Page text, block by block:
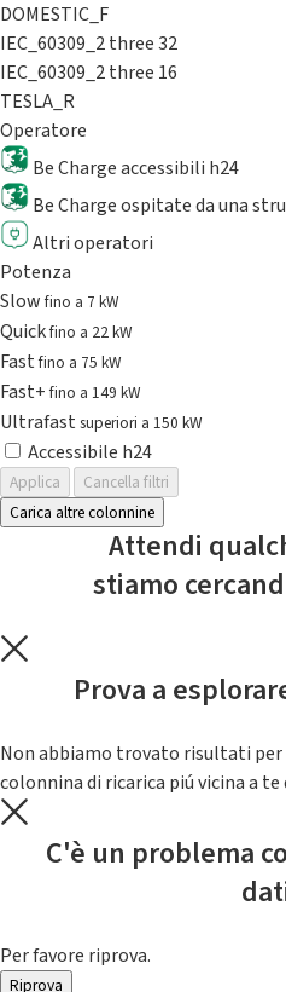
DOMESTIC_F
IEC_60309_2 three 32
IEC_60309_2 three 16
TESLA_R
Operatore
Be Charge accessibili h24
Be Charge ospitate da una
Altri operatori
Potenza
Slowfino a 7 kW
Quickfino a 22 kW
Fastfino a 75 kW
Fast+fino a 149 kW
Ultrafast superiori a 150 kW
Accessibile h24
Applica
Cancella filtri
Carica altre colonnine
Attendi
stiamo
Prova a
Non abbiamo trovato risultati per
colonnina di ricarica piú vicina a
C'è un problema
Per favore riprova.
Riprova